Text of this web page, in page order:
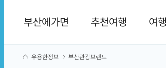
부산에가면 추천여행 여
유용한정보 부산관광브랜드